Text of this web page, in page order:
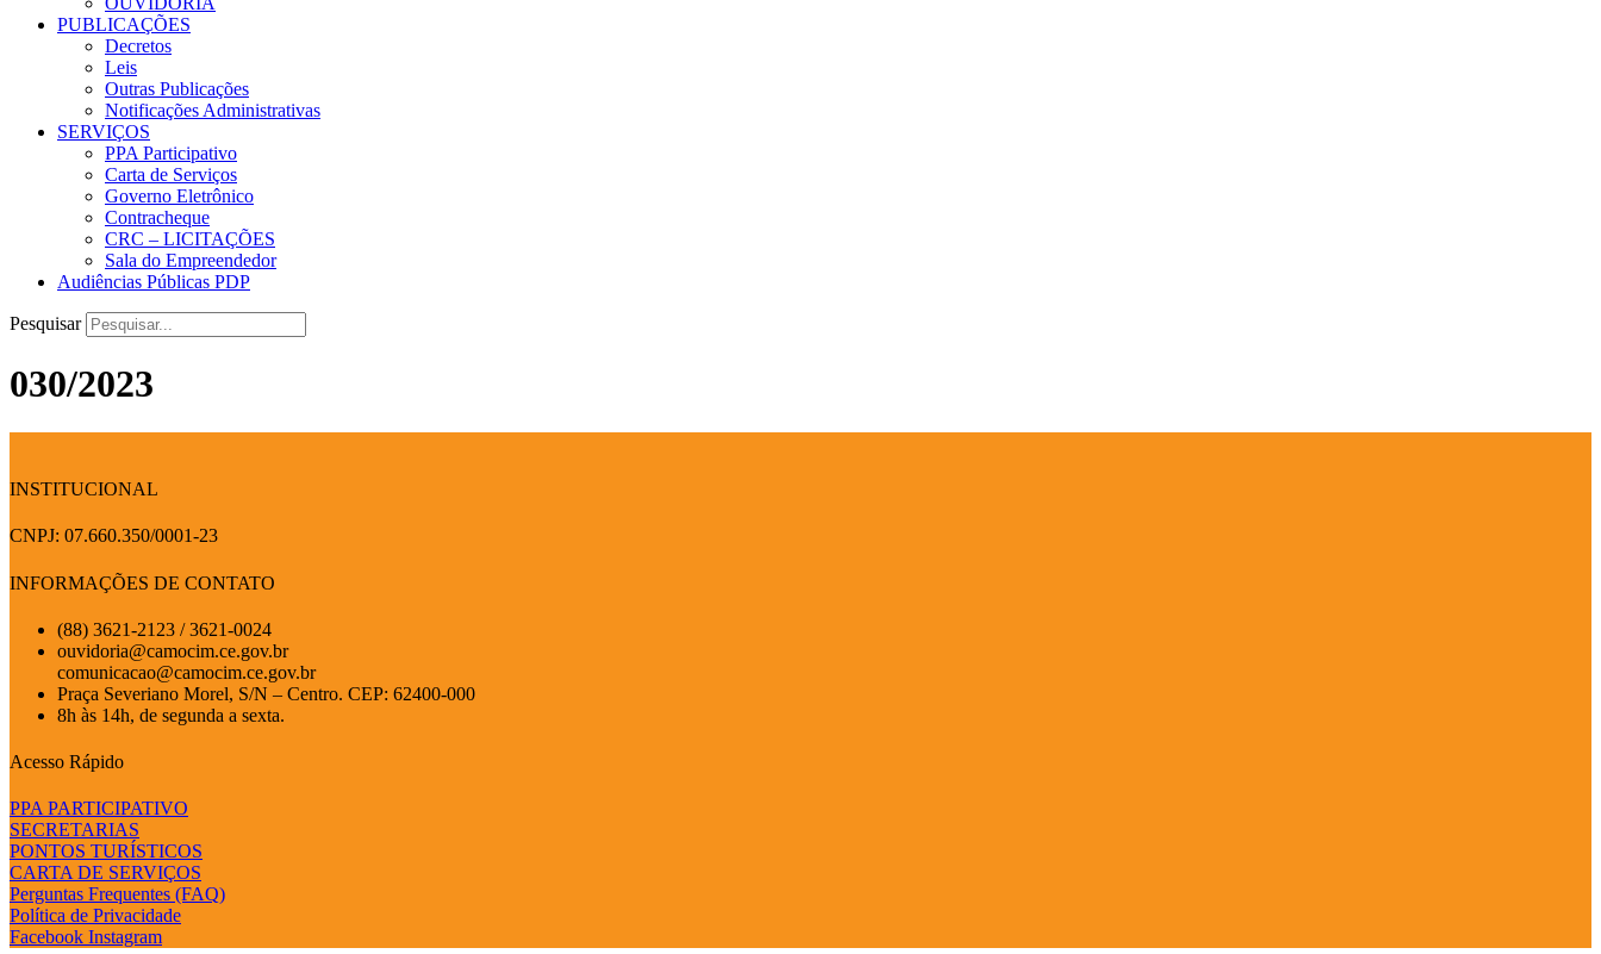
PUBLICAÇÕES
Decretos
Leis
Outras Publicações
Notificações Administrativas
SERVIÇOS
PPA Participativo
Carta de Serviços
Governo Eletrônico
Contracheque
CRC – LICITAÇÕES
Sala do Empreendedor
Audiências Públicas PDP
Pesquisar
030/2023
INSTITUCIONAL
CNPJ: 07.660.350/0001-23
INFORMAÇÕES DE CONTATO
(88) 3621-2123 / 3621-0024
ouvidoria@camocim.ce.gov.br
comunicacao@camocim.ce.gov.br
Praça Severiano Morel, S/N – Centro. CEP: 62400-000
8h às 14h, de segunda a sexta.
Acesso Rápido
PPA PARTICIPATIVO
SECRETARIAS
PONTOS TURÍSTICOS
CARTA DE SERVIÇOS
Perguntas Frequentes (FAQ)
Política de Privacidade
Facebook Instagram